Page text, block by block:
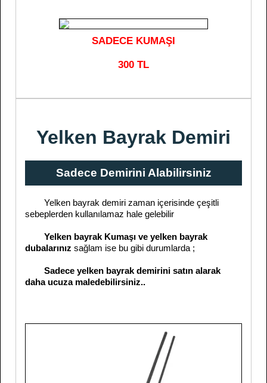
SADECE KUMAŞI
300 TL
Yelken Bayrak Demiri
Sadece Demirini Alabilirsiniz
Yelken bayrak demiri zaman içerisinde çeşitli
sebeplerden kullanılamaz hale gelebilir
Yelken bayrak Kumaşı ve yelken bayrak
dubalarınız sağlam ise bu gibi durumlarda ;
Sadece yelken bayrak demirini satın alarak
daha ucuza maledebilirsiniz..